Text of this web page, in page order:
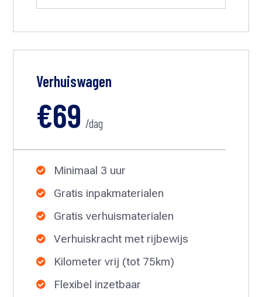
Verhuiswagen
€69 /dag
 Minimaal 3 uur
 Gratis inpakmaterialen
 Gratis verhuismaterialen
 Verhuiskracht met rijbewijs
 Kilometer vrij (tot 75km)
 Flexibel inzetbaar